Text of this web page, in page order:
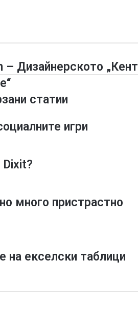
– Дизайнерското „Кент
статии
игри
Dixit?
много пристрастно
на екселски таблици